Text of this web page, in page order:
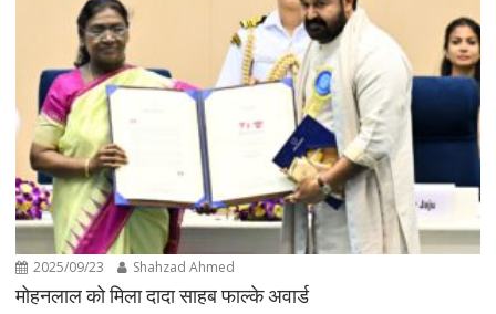
2025/09/23 Shahzad Ahmed
मोहनलाल को मिला दादा साहब फाल्के अवार्ड